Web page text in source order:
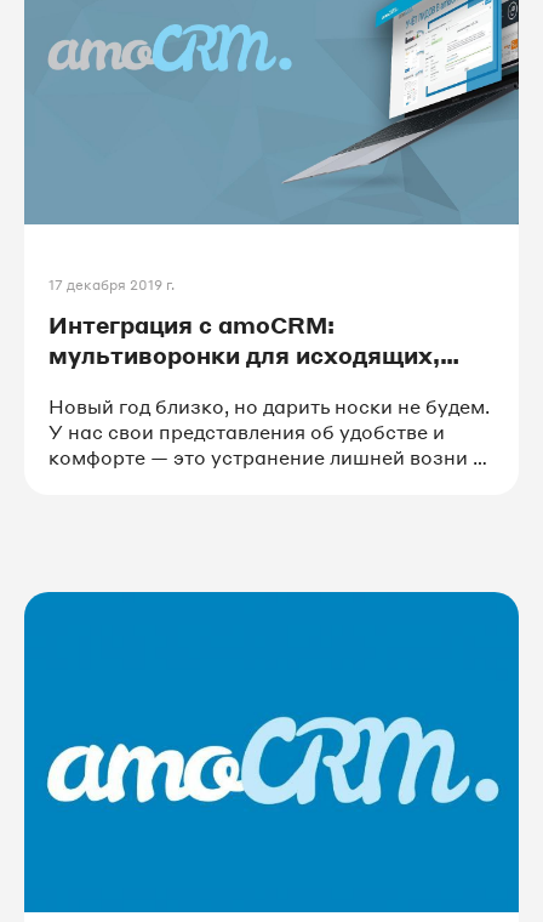
17 декабря 2019 г.
Интеграция с amoCRM:
мультиворонки для исходящих,
менеджеров «в теме»
Новый год близко, но дарить носки не будем.
У нас свои представления об удобстве и
комфорте — это устранение лишней возни с